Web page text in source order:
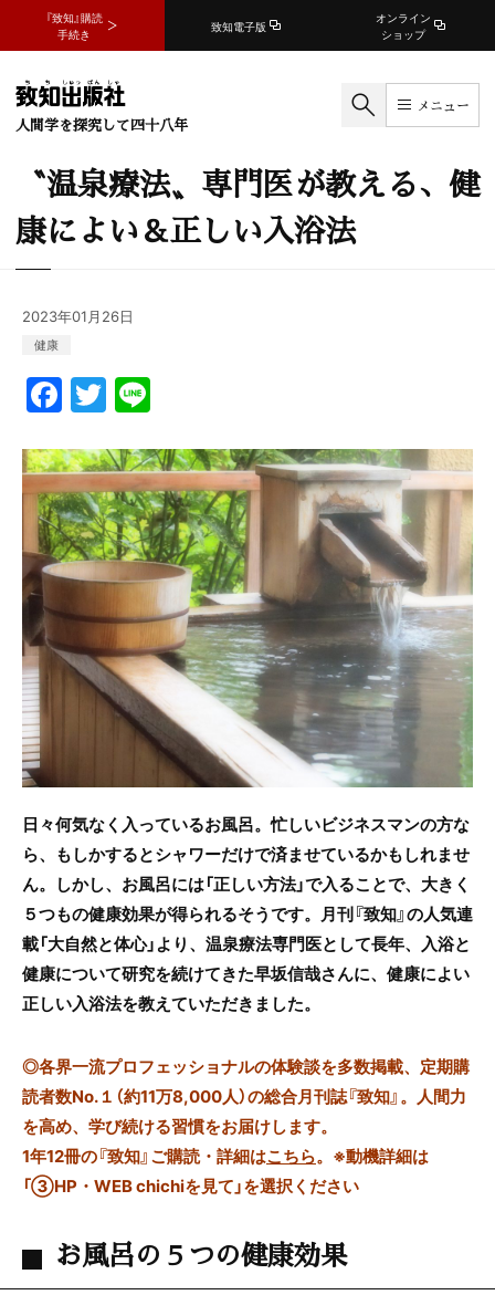
『致知』購読
手続き
致知電子版
オンライン
ショップ
人間学を探究して四十八年
メニュー
〝温泉療法〟専門医が教える、健
康によい＆正しい入浴法
2023年01月26日
健康
F
a
c
e
b
o
o
k
T
w
itt
er
e
日々何気なく入っているお風呂。忙しいビジネスマンの方な
ら、もしかするとシャワーだけで済ませているかもしれませ
ん。しかし、お風呂には「正しい方法」で入ることで、大きく
５つもの健康効果が得られるそうです。月刊『致知』の人気連
載「大自然と体心」より、温泉療法専門医として長年、入浴と
健康について研究を続けてきた早坂信哉さんに、健康によい
正しい入浴法を教えていただきました。
◎各界一流プロフェッショナルの体験談を多数掲載、定期購
読者数No.１（約11万8,000人）の総合月刊誌『致知』。人間力
を高め、学び続ける習慣をお届けします。
1年12冊の『致知』ご購読・詳細はこちら。 ※動機詳細は
「③HP・WEB chichiを見て」を選択ください
お風呂の５つの健康効果